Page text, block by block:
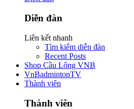
Diễn đàn
Liên kết nhanh
Tìm kiếm diễn đàn
Recent Posts
Shop Cầu Lông VNB
VnBadmintonTV
Thành viên
Thành viên